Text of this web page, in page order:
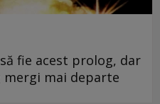
fie acest prolog, dar
mergi mai departe